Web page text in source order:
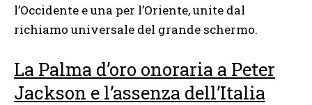
l’Occidente e una per l’Oriente, unite dal
richiamo universale del grande schermo.
La Palma d’oro onoraria a Peter
Jackson e l’assenza dell’Italia